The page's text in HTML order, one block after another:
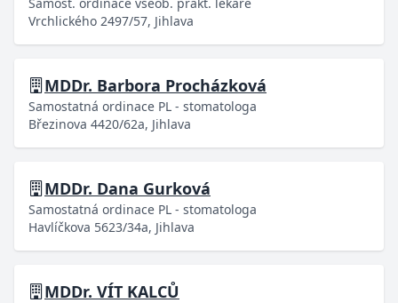
Vrchlického 2497/57, Jihlava
MDDr. Barbora Procházková
Samostatná ordinace PL - stomatologa
Březinova 4420/62a, Jihlava
MDDr. Dana Gurková
Samostatná ordinace PL - stomatologa
Havlíčkova 5623/34a, Jihlava
MDDr. VÍT KALCŮ